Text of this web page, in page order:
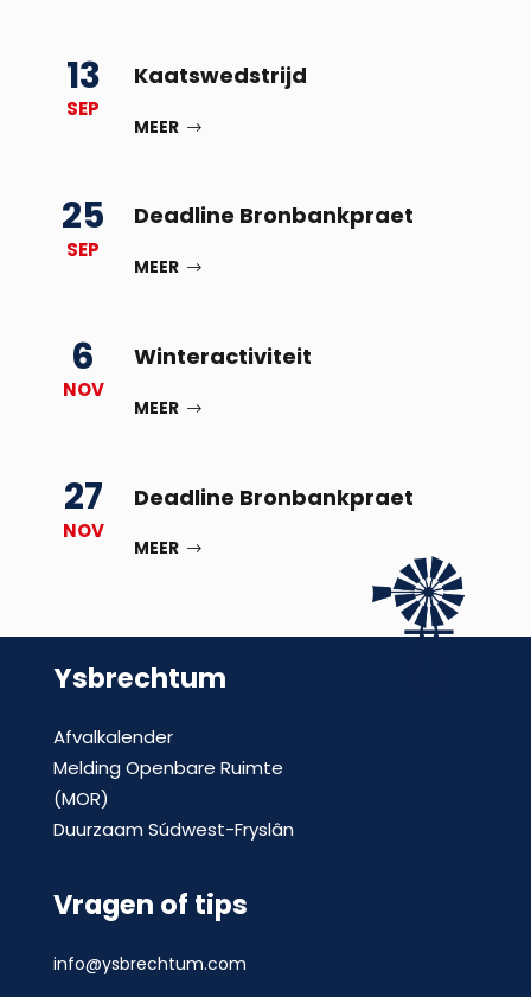
13
SEP
Kaatswedstrijd
MEER
25
SEP
Deadline Bronbankpraet
MEER
6
NOV
Winteractiviteit
MEER
27
NOV
Deadline Bronbankpraet
MEER
Ysbrechtum
Afvalkalender
Melding Openbare Ruimte
(MOR)
Duurzaam Súdwest-Fryslân
Vragen of tips
info@ysbrechtum.com